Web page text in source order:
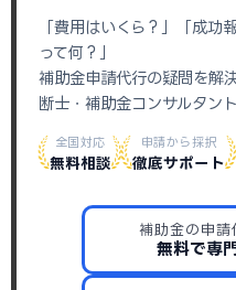
「費用はいくら？」「成功
って何？」
補助金申請代行の疑問を解
断士・補助金コンサルタン
全国対応
無料相談
申請から採択
徹底サポート
補助金の申請
無料で専